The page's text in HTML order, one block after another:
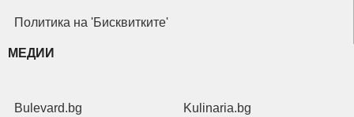
Политика на 'Бисквитките'
МЕДИИ
Bulevard.bg Kulinaria.bg